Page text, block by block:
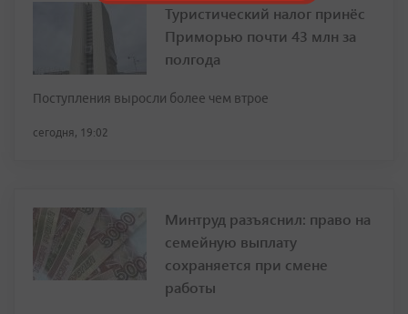
Туристический налог принёс
Приморью почти 43 млн за
полгода
Поступления выросли более чем втрое
сегодня, 19:02
Минтруд разъяснил: право на
семейную выплату
сохраняется при смене
работы